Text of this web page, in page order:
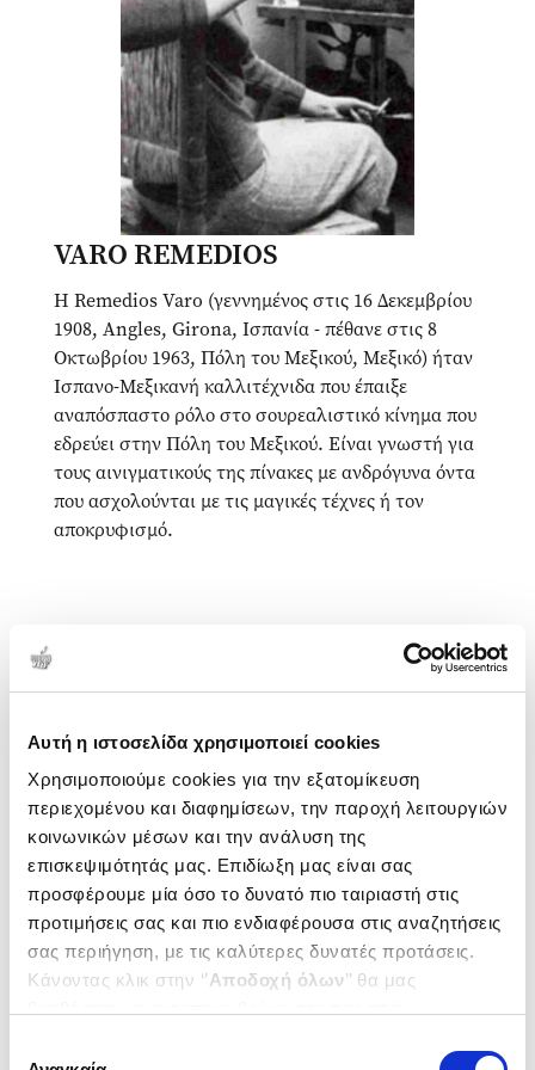
Αυτή η ιστοσελίδα χρησιμοποιεί cookies
Χρησιμοποιούμε cookies για την εξατομίκευση
περιεχομένου και διαφημίσεων, την παροχή λειτουργιών
κοινωνικών μέσων και την ανάλυση της
επισκεψιμότητάς μας. Επιδίωξη μας είναι σας
προσφέρουμε μία όσο το δυνατό πιο ταιριαστή στις
προτιμήσεις σας και πιο ενδιαφέρουσα στις αναζητήσεις
σας περιήγηση, με τις καλύτερες δυνατές προτάσεις.
Κάνοντας κλικ στην ‘’Αποδοχή όλων’’ θα μας
ενδιαφέρουν και να επιλέξετε από τα παρακάτω με την
VARO REMEDIOS
Η Remedios Varo (γεννημένος στις 16 Δεκεμβρίου
1908, Angles, Girona, Ισπανία - πέθανε στις 8
Οκτωβρίου 1963, Πόλη του Μεξικού, Μεξικό) ήταν
Ισπανο-Μεξικανή καλλιτέχνιδα που έπαιξε
αναπόσπαστο ρόλο στο σουρεαλιστικό κίνημα που
εδρεύει στην Πόλη του Μεξικού. Είναι γνωστή για
τους αινιγματικούς της πίνακες με ανδρόγυνα όντα
που ασχολούνται με τις μαγικές τέχνες ή τον
αποκρυφισμό.
Δημοτικότητα